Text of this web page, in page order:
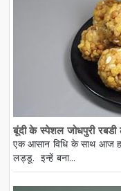
बूंदी के स्पेशल जोधपुरी
एक आसान विधि के साथ आज
लड्डू. इन्हें बना...